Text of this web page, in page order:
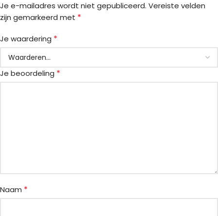
Je e-mailadres wordt niet gepubliceerd. Vereiste velden
zijn gemarkeerd met *
Je waardering *
Je beoordeling *
Naam *